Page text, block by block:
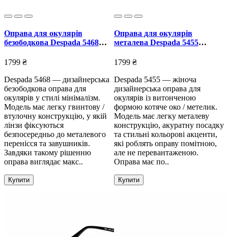
Оправа для окулярів
безободкова Despada 5468
1799 ₴
Despada 5468 — дизайнерська
безободкова оправа для
окулярів у стилі мінімалізм.
Модель має легку гвинтову /
втулочну конструкцію, у якій
лінзи фіксуються
безпосередньо до металевого
перенісся та завушників.
Завдяки такому рішенню
оправа виглядає макс..
Купити
Оправа для окулярів
металева Despada 5455
1799 ₴
Despada 5455 — жіноча
дизайнерська оправа для
окулярів із витонченою
формою котяче око / метелик.
Модель має легку металеву
конструкцію, акуратну посадку
та стильні кольорові акценти,
які роблять оправу помітною,
але не перевантаженою.
Оправа має по..
Купити